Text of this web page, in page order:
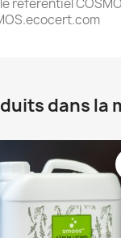
référentiel
dans la